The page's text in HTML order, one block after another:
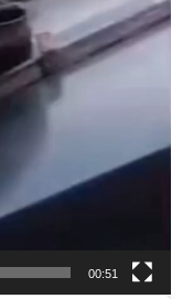
00:51